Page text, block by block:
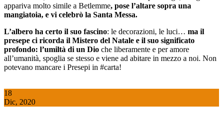
appariva molto simile a Betlemme, pose l’altare sopra una
mangiatoia, e vi celebrò la Santa Messa.
L’albero ha certo il suo fascino: le decorazioni, le luci… ma il
presepe ci ricorda il Mistero del Natale e il suo significato
profondo: l’umiltà di un Dio che liberamente e per amore
all’umanità, spoglia se stesso e viene ad abitare in mezzo a noi. Non
potevano mancare i Presepi in #carta!
18
Dic, 2020